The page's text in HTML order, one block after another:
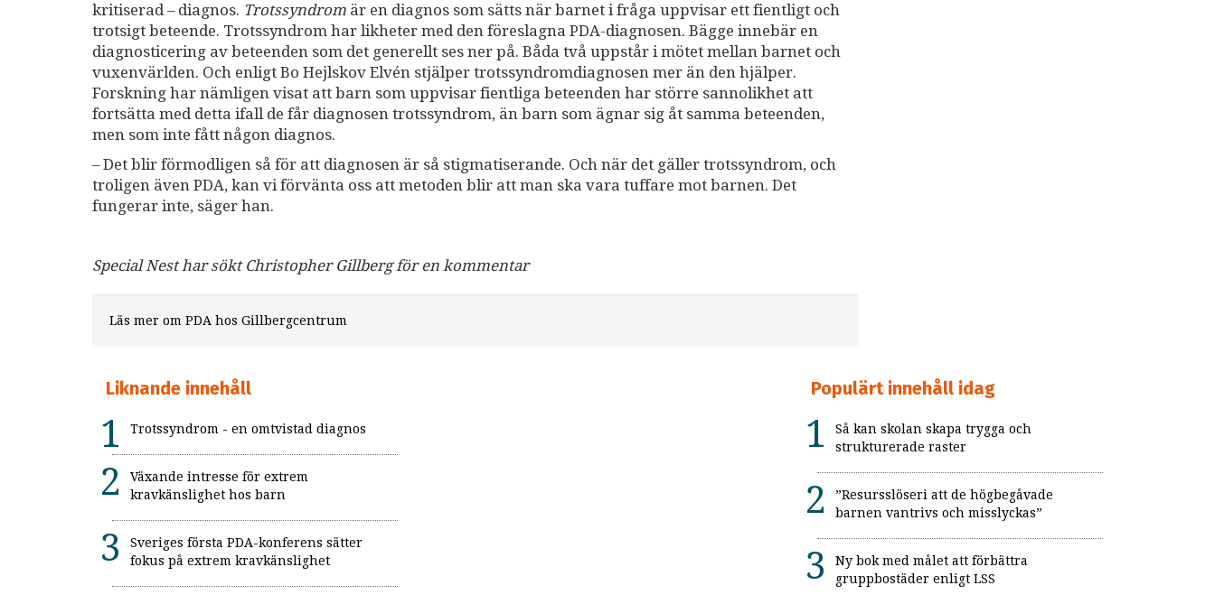
kritiserad – diagnos. Trotssyndrom är en diagnos som sätts när barnet i fråga uppvisar ett fientligt och
trotsigt beteende. Trotssyndrom har likheter med den föreslagna PDA-diagnosen. Bägge innebär en
diagnosticering av beteenden som det generellt ses ner på. Båda två uppstår i mötet mellan barnet och
vuxenvärlden. Och enligt Bo Hejlskov Elvén stjälper trotssyndromdiagnosen mer än den hjälper.
Forskning har nämligen visat att barn som uppvisar fientliga beteenden har större sannolikhet att
fortsätta med detta ifall de får diagnosen trotssyndrom, än barn som ägnar sig åt samma beteenden,
men som inte fått någon diagnos.
– Det blir förmodligen så för att diagnosen är så stigmatiserande. Och när det gäller trotssyndrom, och
troligen även PDA, kan vi förvänta oss att metoden blir att man ska vara tuffare mot barnen. Det
fungerar inte, säger han.
Special Nest har sökt Christopher Gillberg för en kommentar
Läs mer om PDA hos Gillbergcentrum
Liknande innehåll
Trotssyndrom - en omtvistad diagnos
Växande intresse för extrem
kravkänslighet hos barn
Sveriges första PDA-konferens sätter
fokus på extrem kravkänslighet
Populärt innehåll idag
Så kan skolan skapa trygga och
strukturerade raster
”Resursslöseri att de högbegåvade
barnen vantrivs och misslyckas”
Ny bok med målet att förbättra
gruppbostäder enligt LSS